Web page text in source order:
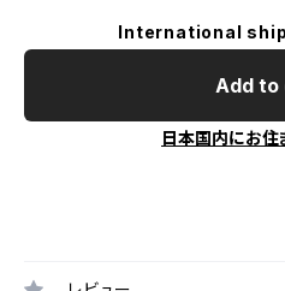
International
Add
日本国内にお住